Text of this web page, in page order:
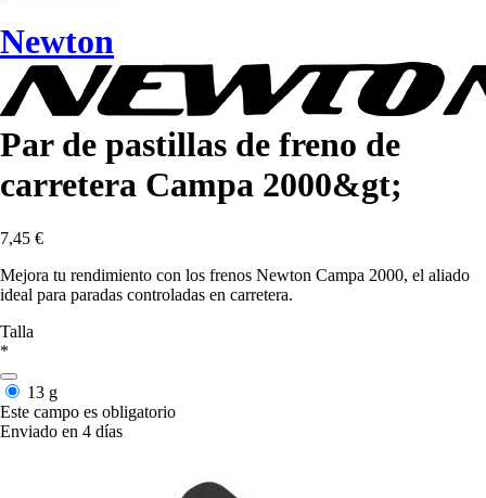
Newton
Par de pastillas de freno de
carretera Campa 2000&gt;
7,45 €
Mejora tu rendimiento con los frenos Newton Campa 2000, el aliado
ideal para paradas controladas en carretera.
Talla
*
13 g
Este campo es obligatorio
Enviado en 4 días